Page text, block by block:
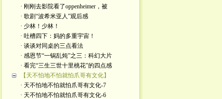
· 刚刚去影院看了oppenheimer，被
· 歌剧“波希米亚人”观后感
· 少林！少林！
· 吐槽四下：妈的多重宇宙！
· 谈谈对同桌的三点看法
· 感恩节“一锅乱炖”之三：科幻大片
· 看完“三生三世十里桃花”的四点感
【天不怕地不怕就怕爪哥有文化】
· 天不怕地不怕就怕爪哥有文化-7
· 天不怕地不怕就怕爪哥有文化-6